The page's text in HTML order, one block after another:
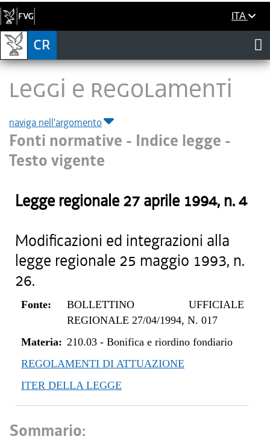
ITA
LEGGI E REGOLAMENTI
naviga nell'argomento
Fonti normative - Indice legge -
Testo vigente
Legge regionale 27 aprile 1994, n.4
Modificazioni ed integrazioni alla
legge regionale 25 maggio 1993, n.
26.
Fonte:
BOLLETTINO UFFICIALE
REGIONALE 27/04/1994, N. 017
Materia: 210.03- Bonifica e riordino fondiario
REGOLAMENTI DI ATTUAZIONE
ITER DELLA LEGGE
Sommario: